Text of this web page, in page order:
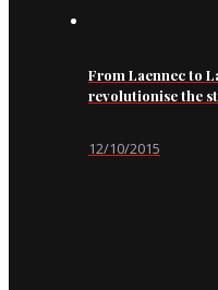
From Laennec to
revolutionise the
12/10/2015